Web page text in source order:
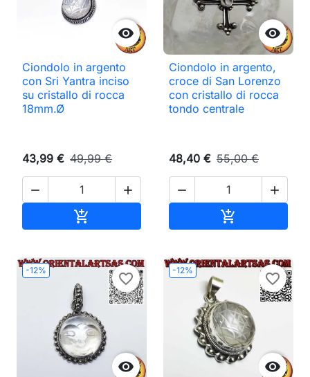

Ciondolo in argento
con Sri Yantra inciso
su cristallo di rocca
18mm.Ø
43,99 € 49,99 €
 


Ciondolo in argento,
croce di San Lorenzo
con cristallo di rocca
tondo centrale
48,40 € 55,00 €
 

-12%

favorite_border
-12%

favorite_border